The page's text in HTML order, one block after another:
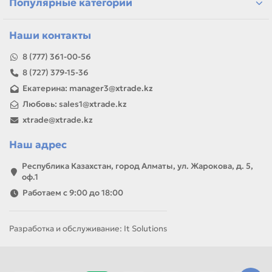
запаса.
Популярные категории
Наши контакты
8 (777) 361-00-56
8 (727) 379-15-36
Екатерина: manager3@xtrade.kz
Любовь: sales1@xtrade.kz
xtrade@xtrade.kz
Наш адрес
Республика Казахстан, город Алматы, ул. Жарокова, д. 5,
оф.1
Работаем с 9:00 до 18:00
Разработка и обслуживание: It Solutions